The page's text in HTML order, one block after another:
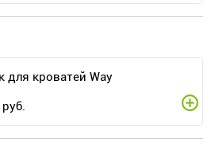
для кроватей Way
руб.